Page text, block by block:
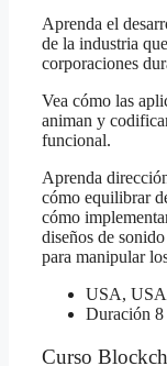
Aprenda el
de la industria
corporaciones
Vea cómo las
animan y
funcional.
Aprenda
cómo equilibrar
cómo
diseños de
para manipular
USA,
Duración 8
Curso